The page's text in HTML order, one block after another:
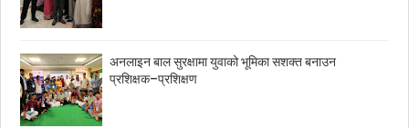
अनलाइन बाल सुरक्षामा युवाको भूमिका सशक्त बनाउन
प्रशिक्षक–प्रशिक्षण